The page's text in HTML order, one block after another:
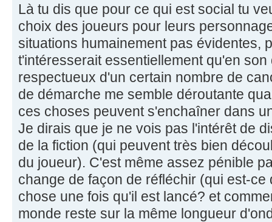
Là tu dis que pour ce qui est social tu
choix des joueurs pour leurs
situations humainement pas évidentes,
t'intéresserait essentiellement qu'en
respectueux d'un certain nombre de
de démarche me semble déroutante
ces choses peuvent s'enchaîner dans
Je dirais que je ne vois pas l'intérêt de
de la fiction (qui peuvent très bien
du joueur). C'est même assez pénible
change de façon de réfléchir (qui est-
chose une fois qu'il est lancé? et
monde reste sur la même longueur